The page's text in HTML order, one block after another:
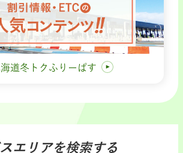
海道冬トクふりーぱす
エリアを検索する